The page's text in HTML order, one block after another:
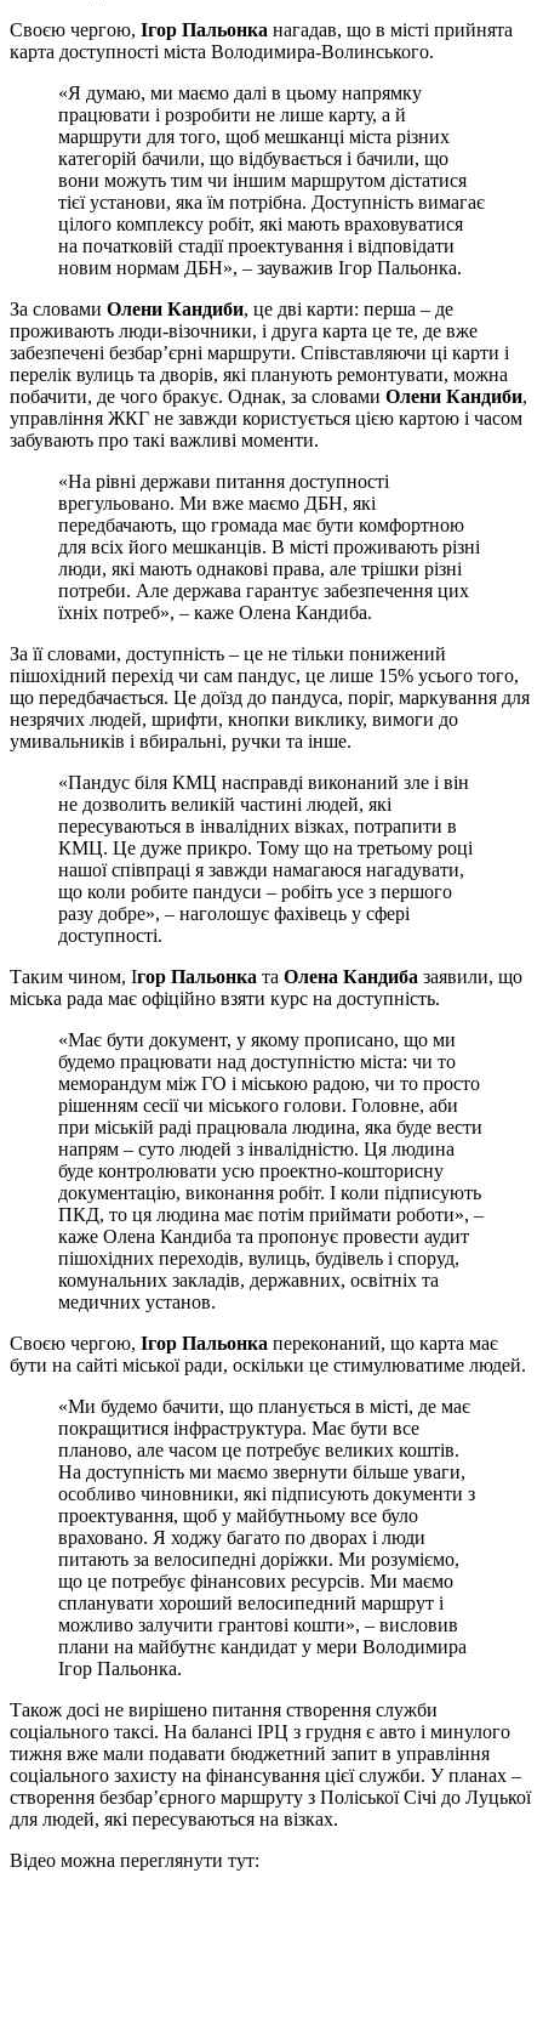
Своєю чергою, Ігор Пальонка нагадав, що в місті прийнята
карта доступності міста Володимира-Волинського.
«Я думаю, ми маємо далі в цьому напрямку
працювати і розробити не лише карту, а й
маршрути для того, щоб мешканці міста різних
категорій бачили, що відбувається і бачили, що
вони можуть тим чи іншим маршрутом дістатися
тієї установи, яка їм потрібна. Доступність вимагає
цілого комплексу робіт, які мають враховуватися
на початковій стадії проектування і відповідати
новим нормам ДБН», – зауважив Ігор Пальонка.
За словами Олени Кандиби, це дві карти: перша – де
проживають люди-візочники, і друга карта це те, де вже
забезпечені безбар’єрні маршрути. Співставляючи ці карти і
перелік вулиць та дворів, які планують ремонтувати, можна
побачити, де чого бракує. Однак, за словами Олени Кандиби,
управління ЖКГ не завжди користується цією картою і часом
забувають про такі важливі моменти.
«На рівні держави питання доступності
врегульовано. Ми вже маємо ДБН, які
передбачають, що громада має бути комфортною
для всіх його мешканців. В місті проживають різні
люди, які мають однакові права, але трішки різні
потреби. Але держава гарантує забезпечення цих
їхніх потреб», – каже Олена Кандиба.
За її словами, доступність – це не тільки понижений
пішохідний перехід чи сам пандус, це лише 15% усього того,
що передбачається. Це доїзд до пандуса, поріг, маркування для
незрячих людей, шрифти, кнопки виклику, вимоги до
умивальників і вбиральні, ручки та інше.
«Пандус біля КМЦ насправді виконаний зле і він
не дозволить великій частині людей, які
пересуваються в інвалідних візках, потрапити в
КМЦ. Це дуже прикро. Тому що на третьому році
нашої співпраці я завжди намагаюся нагадувати,
що коли робите пандуси – робіть усе з першого
разу добре», – наголошує фахівець у сфері
доступності.
Таким чином, Ігор Пальонка та Олена Кандиба заявили, що
міська рада має офіційно взяти курс на доступність.
«Має бути документ, у якому прописано, що ми
будемо працювати над доступністю міста: чи то
меморандум між ГО і міською радою, чи то просто
рішенням сесії чи міського голови. Головне, аби
при міській раді працювала людина, яка буде вести
напрям – суто людей з інвалідністю. Ця людина
буде контролювати усю проектно-кошторисну
документацію, виконання робіт. І коли підписують
ПКД, то ця людина має потім приймати роботи», –
каже Олена Кандиба та пропонує провести аудит
пішохідних переходів, вулиць, будівель і споруд,
комунальних закладів, державних, освітніх та
медичних установ.
Своєю чергою, Ігор Пальонка переконаний, що карта має
бути на сайті міської ради, оскільки це стимулюватиме людей.
«Ми будемо бачити, що планується в місті, де має
покращитися інфраструктура. Має бути все
планово, але часом це потребує великих коштів.
На доступність ми маємо звернути більше уваги,
особливо чиновники, які підписують документи з
проектування, щоб у майбутньому все було
враховано. Я ходжу багато по дворах і люди
питають за велосипедні доріжки. Ми розуміємо,
що це потребує фінансових ресурсів. Ми маємо
спланувати хороший велосипедний маршрут і
можливо залучити грантові кошти», – висловив
плани на майбутнє кандидат у мери Володимира
Ігор Пальонка.
Також досі не вирішено питання створення служби
соціального таксі. На балансі ІРЦ з грудня є авто і минулого
тижня вже мали подавати бюджетний запит в управління
соціального захисту на фінансування цієї служби. У планах –
створення безбар’єрного маршруту з Поліської Січі до Луцької
для людей, які пересуваються на візках.
Відео можна переглянути тут: